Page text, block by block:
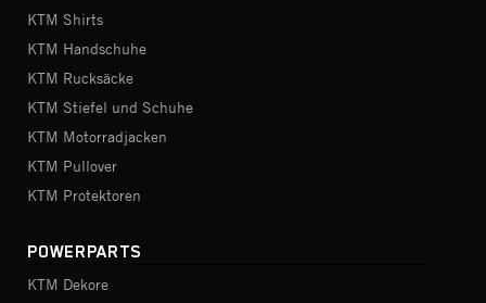
KTM Shirts
KTM Handschuhe
KTM Rucksäcke
KTM Stiefel und Schuhe
KTM Motorradjacken
KTM Pullover
KTM Protektoren
POWERPARTS
KTM Dekore